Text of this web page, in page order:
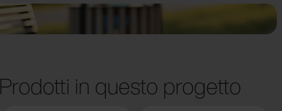
Prodotti in questo progetto